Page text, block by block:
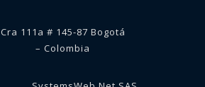
Cra 111a # 145-87 Bogotá
– Colombia